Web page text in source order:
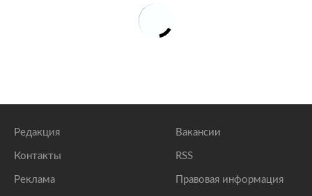
Редакция
Контакты
Реклама
Вакансии
RSS
Правовая информация